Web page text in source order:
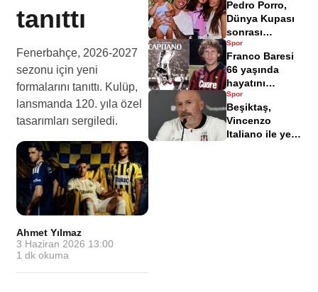
tanıttı
Fenerbahçe, 2026-2027
sezonu için yeni
formalarını tanıttı. Kulüp,
lansmanda 120. yıla özel
tasarımları sergiledi.
Ahmet Yılmaz·
3 Haziran 2026 13:00 ·
1 dk okuma
istifa bildirimi
Pedro Porro,
Dünya Kupası
sonrası
Antalya'da tatil
yapıyor
Spor
Franco Baresi
66 yaşında
hayatını
kaybetti
Spor
Beşiktaş,
Vincenzo
Italiano ile yeni